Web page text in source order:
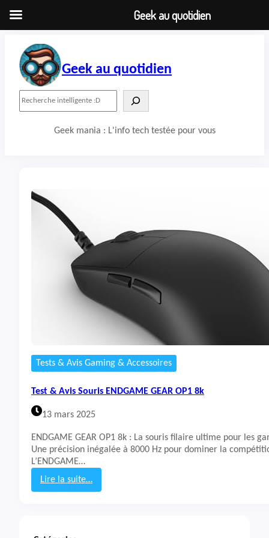
contenu
Geek au quotidien
Geek mania : L'info tech testée pour vous
Tests & Avis Gaming & Accessoires
Test & Avis Souris ENDGAME GEAR OP1 8k
13 mars 2025
ENDGAME GEAR OP1 8k : La souris filaire ultime pour les
Une précision inégalée à 8000 Hz pour dominer la
L’ENDGAME…
Lire la suite…
:
Geek au quotidien